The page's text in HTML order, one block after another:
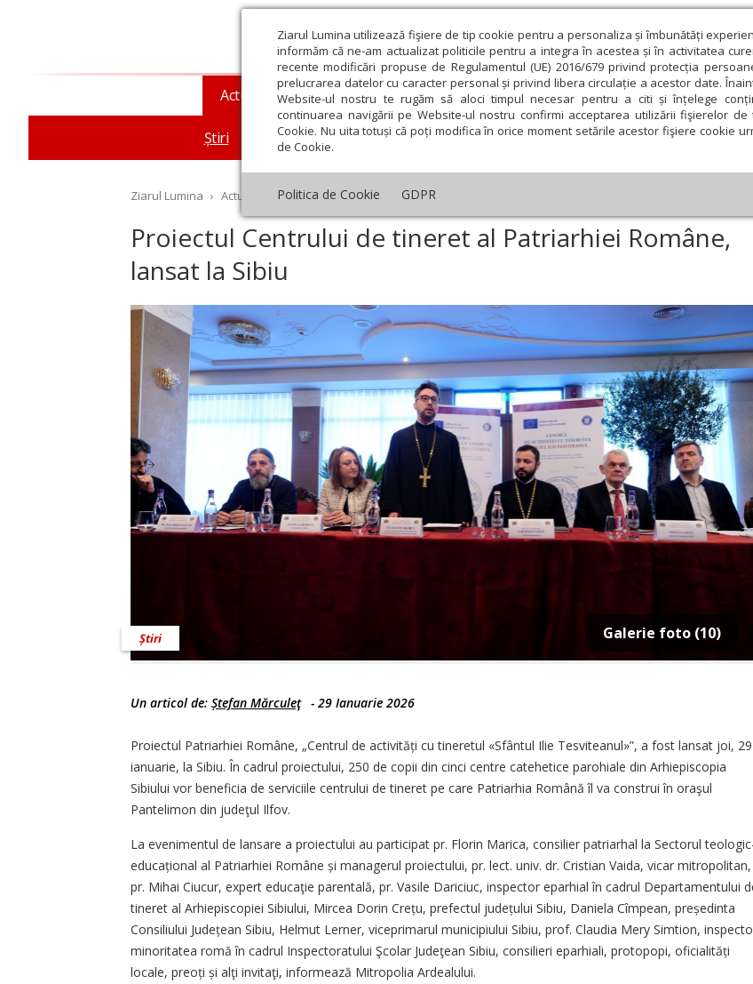
Ziarul Lumina utilizează fişiere de tip cookie pentru a personaliza și îmbunătăți
informăm că ne-am actualizat politicile pentru a integra în acestea și în activitatea
recente modificări propuse de Regulamentul (UE) 2016/679 privind protecția
prelucrarea datelor cu caracter personal și privind libera circulație a acestor date.
Website-ul nostru te rugăm să aloci timpul necesar pentru a citi și înțelege
continuarea navigării pe Website-ul nostru confirmi acceptarea utilizării fişierelor
Cookie. Nu uita totuși că poți modifica în orice moment setările acestor fişiere cookie
de Cookie.
Politica de Cookie GDPR
Actualitate religioasă
Știri Mesaje și cuvântări An omagial Comunicate de presă
Teologie și spiritualitate Educaţie și Cultură
Ziarul Lumina › Actualitate religioasă › Știri › Proiectul Centrului de tineret al Patriarhiei Române, lansat la Sibiu
Proiectul Centrului de tineret al Patriarhiei Române,
lansat la Sibiu
Galerie foto (10)
Știri
Un articol de: Ștefan Mărculeţ - 29 Ianuarie 2026
Proiectul Patriarhiei Române, „Centrul de activități cu tineretul «Sfântul Ilie Tesviteanul»”, a fost lansat joi, 29
ianuarie, la Sibiu. În cadrul proiectului, 250 de copii din cinci centre catehetice parohiale din Arhiepiscopia
Sibiului vor beneficia de serviciile centrului de tineret pe care Patriarhia Română îl va construi în oraşul
Pantelimon din judeţul Ilfov.
La evenimentul de lansare a proiectului au participat pr. Florin Marica, consilier patriarhal la Sectorul
educațional al Patriarhiei Române și managerul proiectului, pr. lect. univ. dr. Cris­tian Vaida, vicar mitropolitan,
pr. Mihai Ciucur, expert educaţie parentală, pr. Vasile Dariciuc, inspector eparhial în cadrul Departamentului
tineret al Arhiepiscopiei Sibiului, Mircea Dorin Crețu, prefectul județului Sibiu, Daniela Cîmpean, președinta
Consiliului Județean Sibiu, Helmut Lerner, viceprimarul municipiului Sibiu, prof. Claudia Mery Simtion,
minoritatea romă în cadrul Inspectoratului Şcolar Judeţean Sibiu, consilieri eparhiali, protopopi, oficia­lități
locale, preoți și alţi invitaţi, informează Mitropolia Ardealului.